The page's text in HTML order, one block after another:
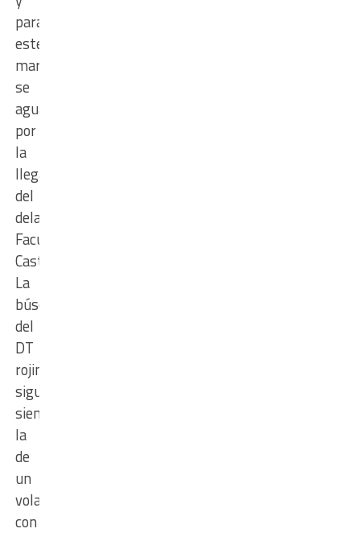
para
este
martes
se
aguarda
por
la
llegada
del
delantero
Facundo
Castro.
La
búsqueda
del
DT
rojinegro
sigue
siendo
la
de
un
volante
con